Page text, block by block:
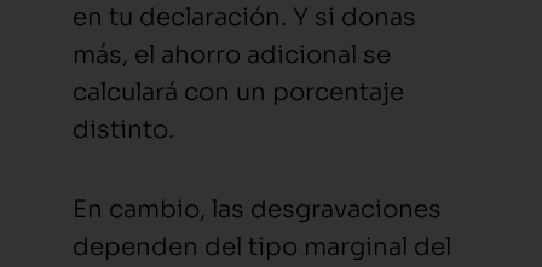
en tu declaración. Y si donas
más, el ahorro adicional se
calculará con un porcentaje
distinto.
En cambio, las desgravaciones
dependen del tipo marginal del